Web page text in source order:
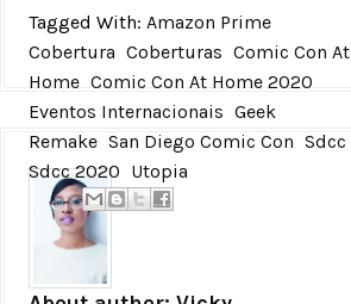
Tagged With: Amazon Prime
Cobertura Coberturas Comic Con At
Home Comic Con At Home 2020
Eventos Internacionais Geek
Remake San Diego Comic Con Sdcc
Sdcc 2020 Utopia